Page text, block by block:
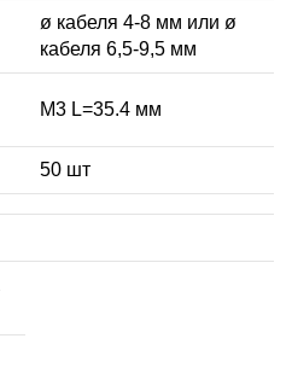
ø кабеля 4-8 мм или ø
кабеля 6,5-9,5 мм
М3 L=35.4 мм
50 шт